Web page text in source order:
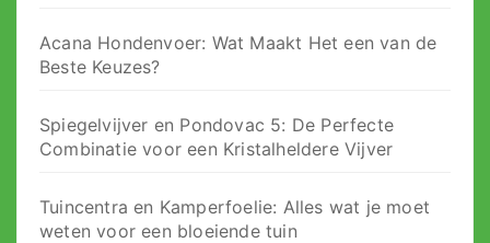
Acana Hondenvoer: Wat Maakt Het een van de
Beste Keuzes?
Spiegelvijver en Pondovac 5: De Perfecte
Combinatie voor een Kristalheldere Vijver
Tuincentra en Kamperfoelie: Alles wat je moet
weten voor een bloeiende tuin